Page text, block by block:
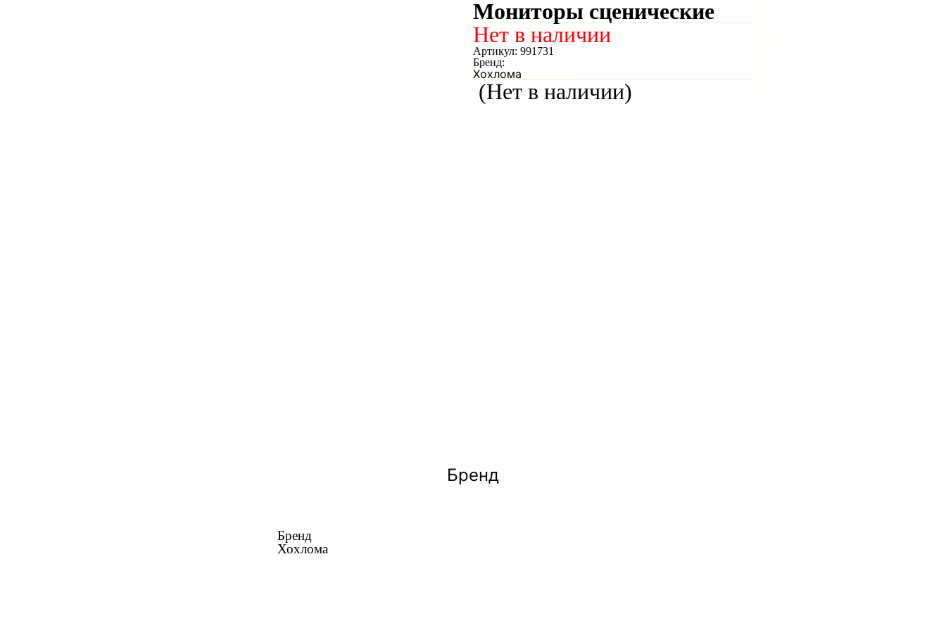
Мониторы сценические
(Нет в наличии)
Нет в наличии
Артикул: 991731
Бренд:
Хохлома
Бренд
Бренд
Хохлома